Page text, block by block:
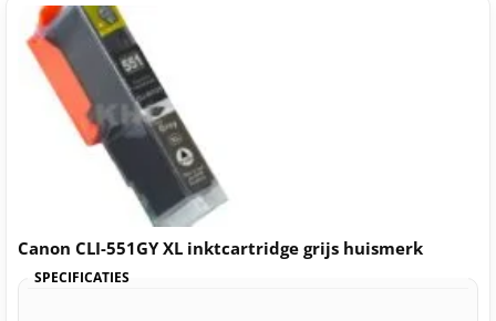
Canon CLI-551GY XL inktcartridge grijs huismerk
SPECIFICATIES